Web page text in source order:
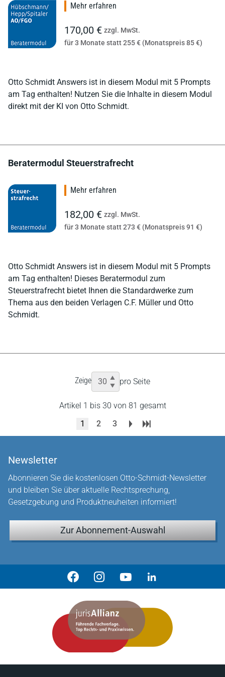
Otto Schmidt Answers ist in diesem Modul mit 5 Prompts
am Tag enthalten! Nutzen Sie die Inhalte in diesem Modul
direkt mit der KI von Otto Schmidt.
Mehr erfahren
170,00 € zzgl. MwSt.
für 3 Monate statt 255 € (Monatspreis 85 €)
Beratermodul Steuerstrafrecht
Otto Schmidt Answers ist in diesem Modul mit 5 Prompts
am Tag enthalten! Dieses Beratermodul zum
Steuerstrafrecht bietet Ihnen die Standardwerke zum
Thema aus den beiden Verlagen C.F. Müller und Otto
Schmidt.
Mehr erfahren
182,00 € zzgl. MwSt.
für 3 Monate statt 273 € (Monatspreis 91 €)
Zeige pro Seite
Artikel 1 bis 30 von 81 gesamt
1
2 3
Newsletter
Abonnieren Sie die kostenlosen Otto-Schmidt-Newsletter
und bleiben Sie über aktuelle Rechtsprechung,
Gesetzgebung und Produktneuheiten informiert!
Zur Abonnement-Auswahl